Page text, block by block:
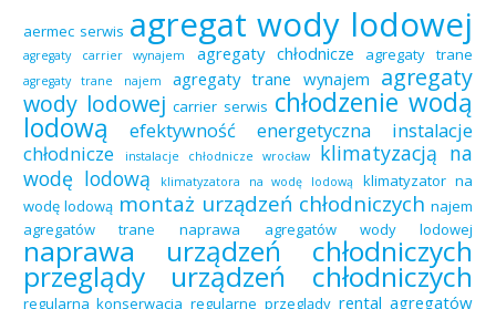
aermec serwis agregat wody lodowej
agregaty carrier wynajem agregaty chłodnicze agregaty trane
agregaty trane najem agregaty trane wynajem agregaty
wody lodowej carrier serwis chłodzenie wodą
lodową efektywność energetyczna
instalacje
chłodnicze
instalacje chłodnicze wrocław
klimatyzacją na
wodę lodową
klimatyzatora na wodę lodową
klimatyzator na
wodę lodową montaż urządzeń chłodniczych najem
agregatów trane
naprawa agregatów wody lodowej
naprawa urządzeń chłodniczych
przeglądy urządzeń chłodniczych
regularna konserwacja regularne przeglądy rental agregatów